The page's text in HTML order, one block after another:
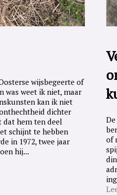
wijsbegeerte of
was weet ik niet, maar
kan ik niet
dichter
dat hem ten deel
schijnt te hebben
in 1972, twee jaar
hij...
of